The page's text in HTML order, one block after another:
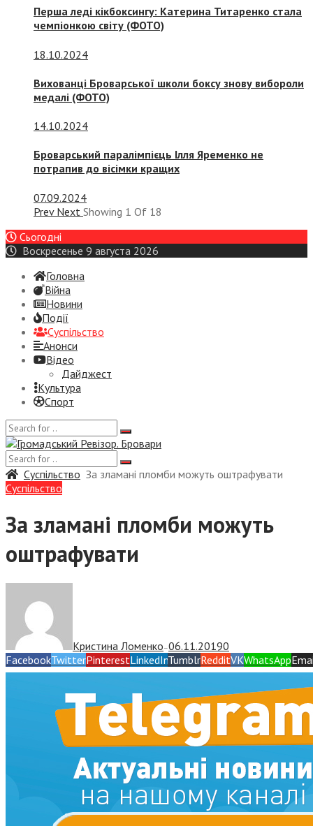
Перша леді кікбоксингу: Катерина Титаренко стала
чемпіонкою світу (ФОТО)
18.10.2024
Вихованці Броварської школи боксу знову вибороли
медалі (ФОТО)
14.10.2024
Броварський паралімпієць Ілля Яременко не
потрапив до вісімки кращих
07.09.2024
Prev Next Showing 1 Of 18
Сьогодні
Воскресенье 9 августа 2026
Головна
Війна
Новини
Події
Суспiльство
Анонси
Відео
Дайджест
Культура
Спорт
Суспiльство За зламані пломби можуть оштрафувати
Суспiльство
За зламані пломби можуть
оштрафувати
Кристина Ломенко —06.11.20190
FacebookTwitterPinterestLinkedInTumblrRedditVKWhatsApp